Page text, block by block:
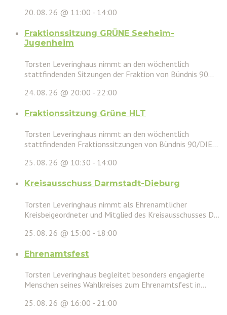
20. 08. 26 @ 11:00 - 14:00
Fraktionssitzung GRÜNE Seeheim-
Jugenheim
Torsten Leveringhaus nimmt an den wöchentlich
stattfindenden Sitzungen der Fraktion von Bündnis 90...
24. 08. 26 @ 20:00 - 22:00
Fraktionssitzung Grüne HLT
Torsten Leveringhaus nimmt an den wöchentlich
stattfindenden Fraktionssitzungen von Bündnis 90/DIE...
25. 08. 26 @ 10:30 - 14:00
Kreisausschuss Darmstadt-Dieburg
Torsten Leveringhaus nimmt als Ehrenamtlicher
Kreisbeigeordneter und Mitglied des Kreisausschusses D...
25. 08. 26 @ 15:00 - 18:00
Ehrenamtsfest
Torsten Leveringhaus begleitet besonders engagierte
Menschen seines Wahlkreises zum Ehrenamtsfest in...
25. 08. 26 @ 16:00 - 21:00